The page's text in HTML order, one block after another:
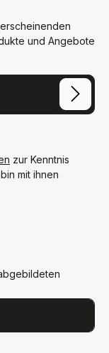
und Angebote
zur Kenntnis
mit ihnen